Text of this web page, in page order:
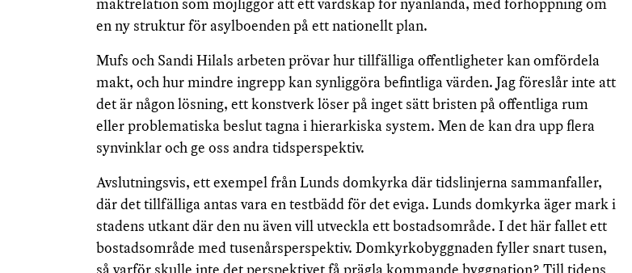
en ny struktur för asylboenden på ett nationellt plan.
Mufs och Sandi Hilals arbeten prövar hur tillfälliga offentligheter kan omfördela
makt, och hur mindre ingrepp kan synliggöra befintliga värden. Jag föreslår inte att
det är någon lösning, ett konstverk löser på inget sätt bristen på offentliga rum
eller problematiska beslut tagna i hierarkiska system. Men de kan dra upp flera
synvinklar och ge oss andra tidsperspektiv.
Avslutningsvis, ett exempel från Lunds domkyrka där tidslinjerna sammanfaller,
där det tillfälliga antas vara en testbädd för det eviga. Lunds domkyrka äger mark i
stadens utkant där den nu även vill utveckla ett bostadsområde. I det här fallet ett
bostadsområde med tusenårsperspektiv. Domkyrkobyggnaden fyller snart tusen,